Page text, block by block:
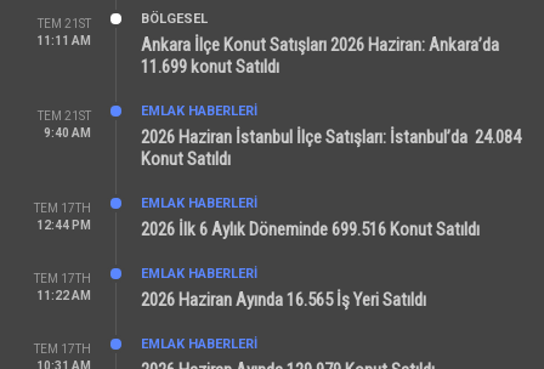
TEM 21ST
11:11 AM
BÖLGESEL
Ankara İlçe Konut Satışları 2026 Haziran: Ankara’da
11.699 konut Satıldı
TEM 21ST
9:40 AM
EMLAK HABERLERI
2026 Haziran İstanbul İlçe Satışları: İstanbul’da 24.084
Konut Satıldı
TEM 17TH
12:44 PM
EMLAK HABERLERI
2026 İlk 6 Aylık Döneminde 699.516 Konut Satıldı
TEM 17TH
11:22 AM
EMLAK HABERLERI
2026 Haziran Ayında 16.565 İş Yeri Satıldı
TEM 17TH
10:31 AM
EMLAK HABERLERI